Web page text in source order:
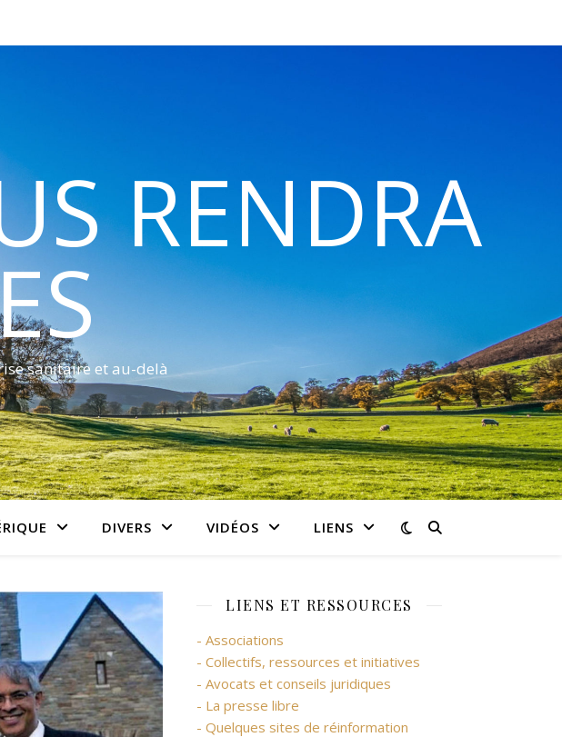
RENDRA
sanitaire et au-delà
DIVERS VIDÉOS LIENS
LIENS ET RESSOURCES
- Associations
- Collectifs, ressources et initiatives
- Avocats et conseils juridiques
- La presse libre
- Quelques sites de réinformation